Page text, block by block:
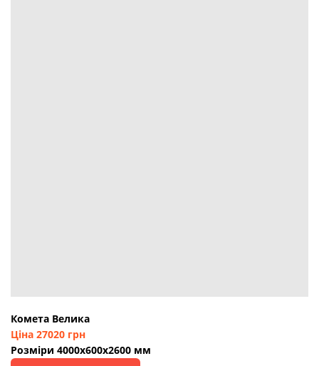
Комета Велика
Ціна 27020 грн
Розміри 4000х600х2600 мм